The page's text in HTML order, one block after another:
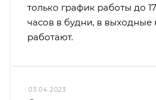
только график работы до 17
часов в будни, в выходные
работают.
03.04.2023